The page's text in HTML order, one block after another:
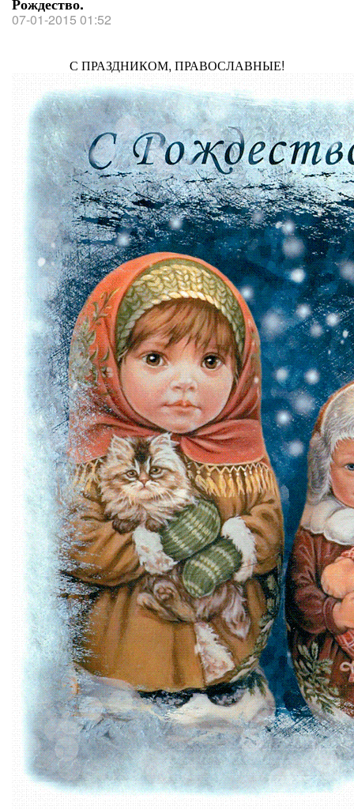
07-01-2015 01:52
С ПРАЗДНИКОМ, ПРАВОСЛАВНЫЕ!